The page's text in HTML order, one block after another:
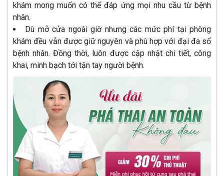
khám mong muốn có thể đáp ứng mọi nhu cầu từ bệnh
nhân.
Dù mở cửa ngoài giờ nhưng các mức phí tại phòng
khám đều vẫn được giữ nguyên và phù hợp với đại đa số
bệnh nhân. Đồng thời, luôn được cập nhật chi tiết, công
khai, minh bạch tới tận tay người bệnh.